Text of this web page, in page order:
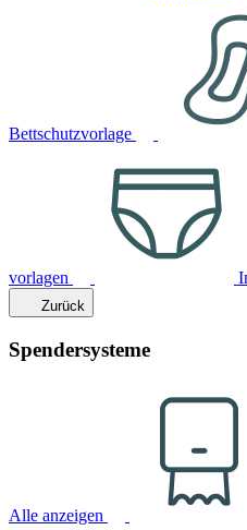
Bettschutzvorlage
vorlagen
Zurück
Spendersysteme
Alle anzeigen